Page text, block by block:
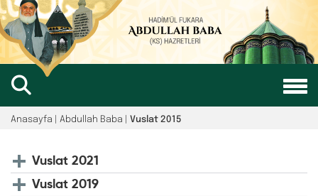
Anasayfa | Abdullah Baba | Vuslat 2015
Vuslat 2021
Vuslat 2019